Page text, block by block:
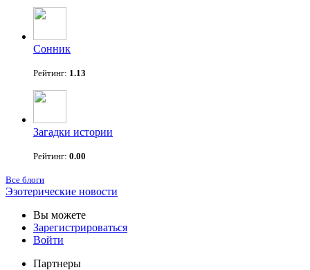
Сонник
Рейтинг: 1.13
Загадки истории
Рейтинг: 0.00
Все блоги
Эзотерические новости
Вы можете
Зарегистрироваться
Войти
Партнеры